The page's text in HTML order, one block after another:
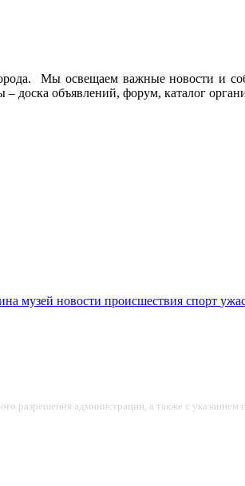
Мы освещаем важные новости и
доска объявлений, форум, каталог
музей новости происшествия спорт
разрешения администрации, а также с